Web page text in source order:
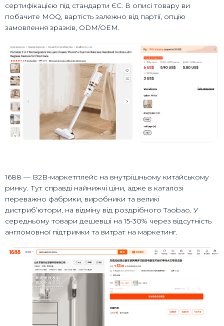
сертифікацією під стандарти ЄС. В описі товару ви
побачите MOQ, вартість залежно від партії, опцію
замовлення зразків, ODM/OEM.
1688 — B2B-маркетплейс на внутрішньому китайському
ринку. Тут справді найнижчі ціни, адже в каталозі
переважно фабрики, виробники та великі
дистриб’ютори, на відміну від роздрібного Taobao. У
середньому товари дешевші на 15-30% через відсутність
англомовної підтримки та витрат на маркетинг.